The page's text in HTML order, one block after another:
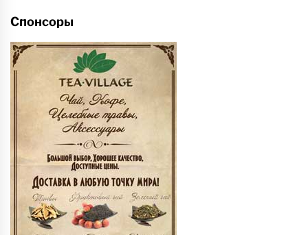
Спонсоры